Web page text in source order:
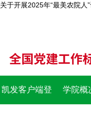
关于开展2025年“最美农院
凯发客户端登 学院概